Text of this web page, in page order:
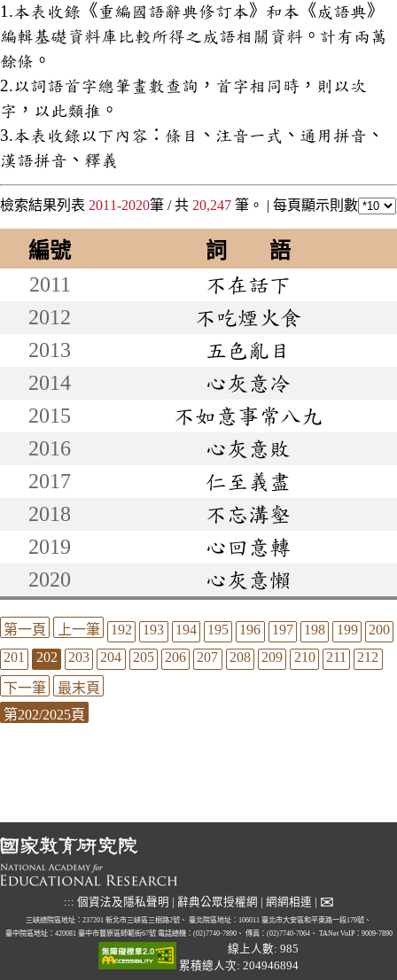
1.本表收錄《重編國語辭典修訂本》和本《成語典》
編輯基礎資料庫比較所得之成語相關資料。計有兩萬
餘條。
2.以詞語首字總筆畫數查詢，首字相同時，則以次
字，以此類推。
3.本表收錄以下內容：條目、注音一式、通用拼音、
漢語拼音、釋義
檢索結果列表 2011-2020筆 / 共 20,247 筆。 | 每頁顯示則數
編號
詞 語
2011
不在話下
2012
不吃煙火食
2013
五色亂目
2014
心灰意冷
2015
不如意事常八九
2016
心灰意敗
2017
仁至義盡
2018
不忘溝壑
2019
心回意轉
2020
心灰意懶
第一頁 上一筆 192 193 194 195 196 197 198 199
200
201
202 203 204 205 206 207 208 209 210 211 212
下一筆
最末頁
第202/2025頁
::: 個資法及隱私聲明 | 辭典公眾授權網 | 網網相連 | ✉
三峽總院區地址：237201 新北市三峽區三樹路2號、 臺北院區地址：106011 臺北市大安區和平東路一段179號、
臺中院區地址：420081 臺中市豐原區師範街67號 電話總機：(02)7740-7890、 傳真：(02)7740-7064、 TANet VoIP：9009-7890
線上人數: 985
累積總人次: 204946894